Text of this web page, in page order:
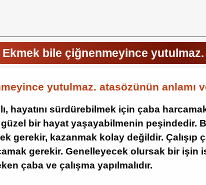
Ekmek bile çiğnenmeyince yutulmaz.
yutulmaz. atasözünün anlamı
hayatını sürdürebilmek için çaba
bir hayat yaşayabilmenin peşindedir.
gerekir, kazanmak kolay değildir. Çalışıp
gerekir. Genelleyecek olursak bir işin
çaba ve çalışma yapılmalıdır.